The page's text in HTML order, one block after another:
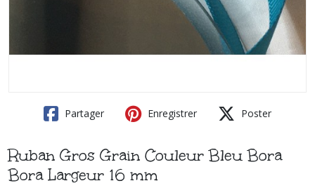
Partager Enregistrer Poster
Ruban Gros Grain Couleur Bleu Bora
Bora Largeur 16 mm